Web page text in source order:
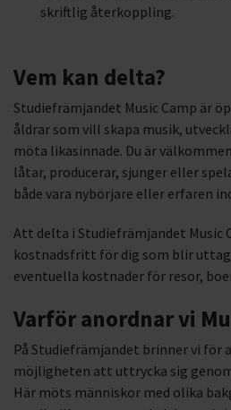
skriftlig återkoppling.
Vem kan delta?
Studiefrämjandet Music Camp är
åldrar som vill skapa musik,
möta likasinnade. Du är
låtar, producerar, sjunger eller
både vara nybörjare eller erfaren
Att delta i Studiefrämjandet Music
kostnadsfritt för dig som blir
eventuella kostnader för resor,
Varför anordnar vi
På Studiefrämjandet brinner vi för
möjligheten att uttrycka sig
Här möts människor med olika